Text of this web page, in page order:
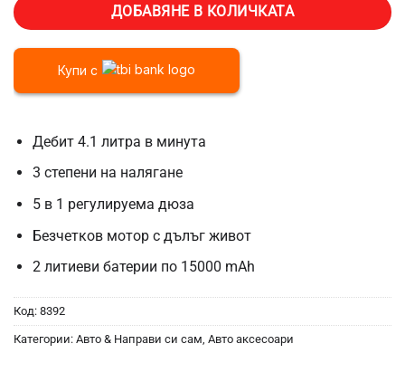
ДОБАВЯНЕ В КОЛИЧКАТА
Купи с
Дебит 4.1 литра в минута
3 степени на налягане
5 в 1 регулируема дюза
Безчетков мотор с дълъг живот
2 литиеви батерии по 15000 mAh
Код: 8392
Категории: Авто & Направи си сам Авто аксесоари